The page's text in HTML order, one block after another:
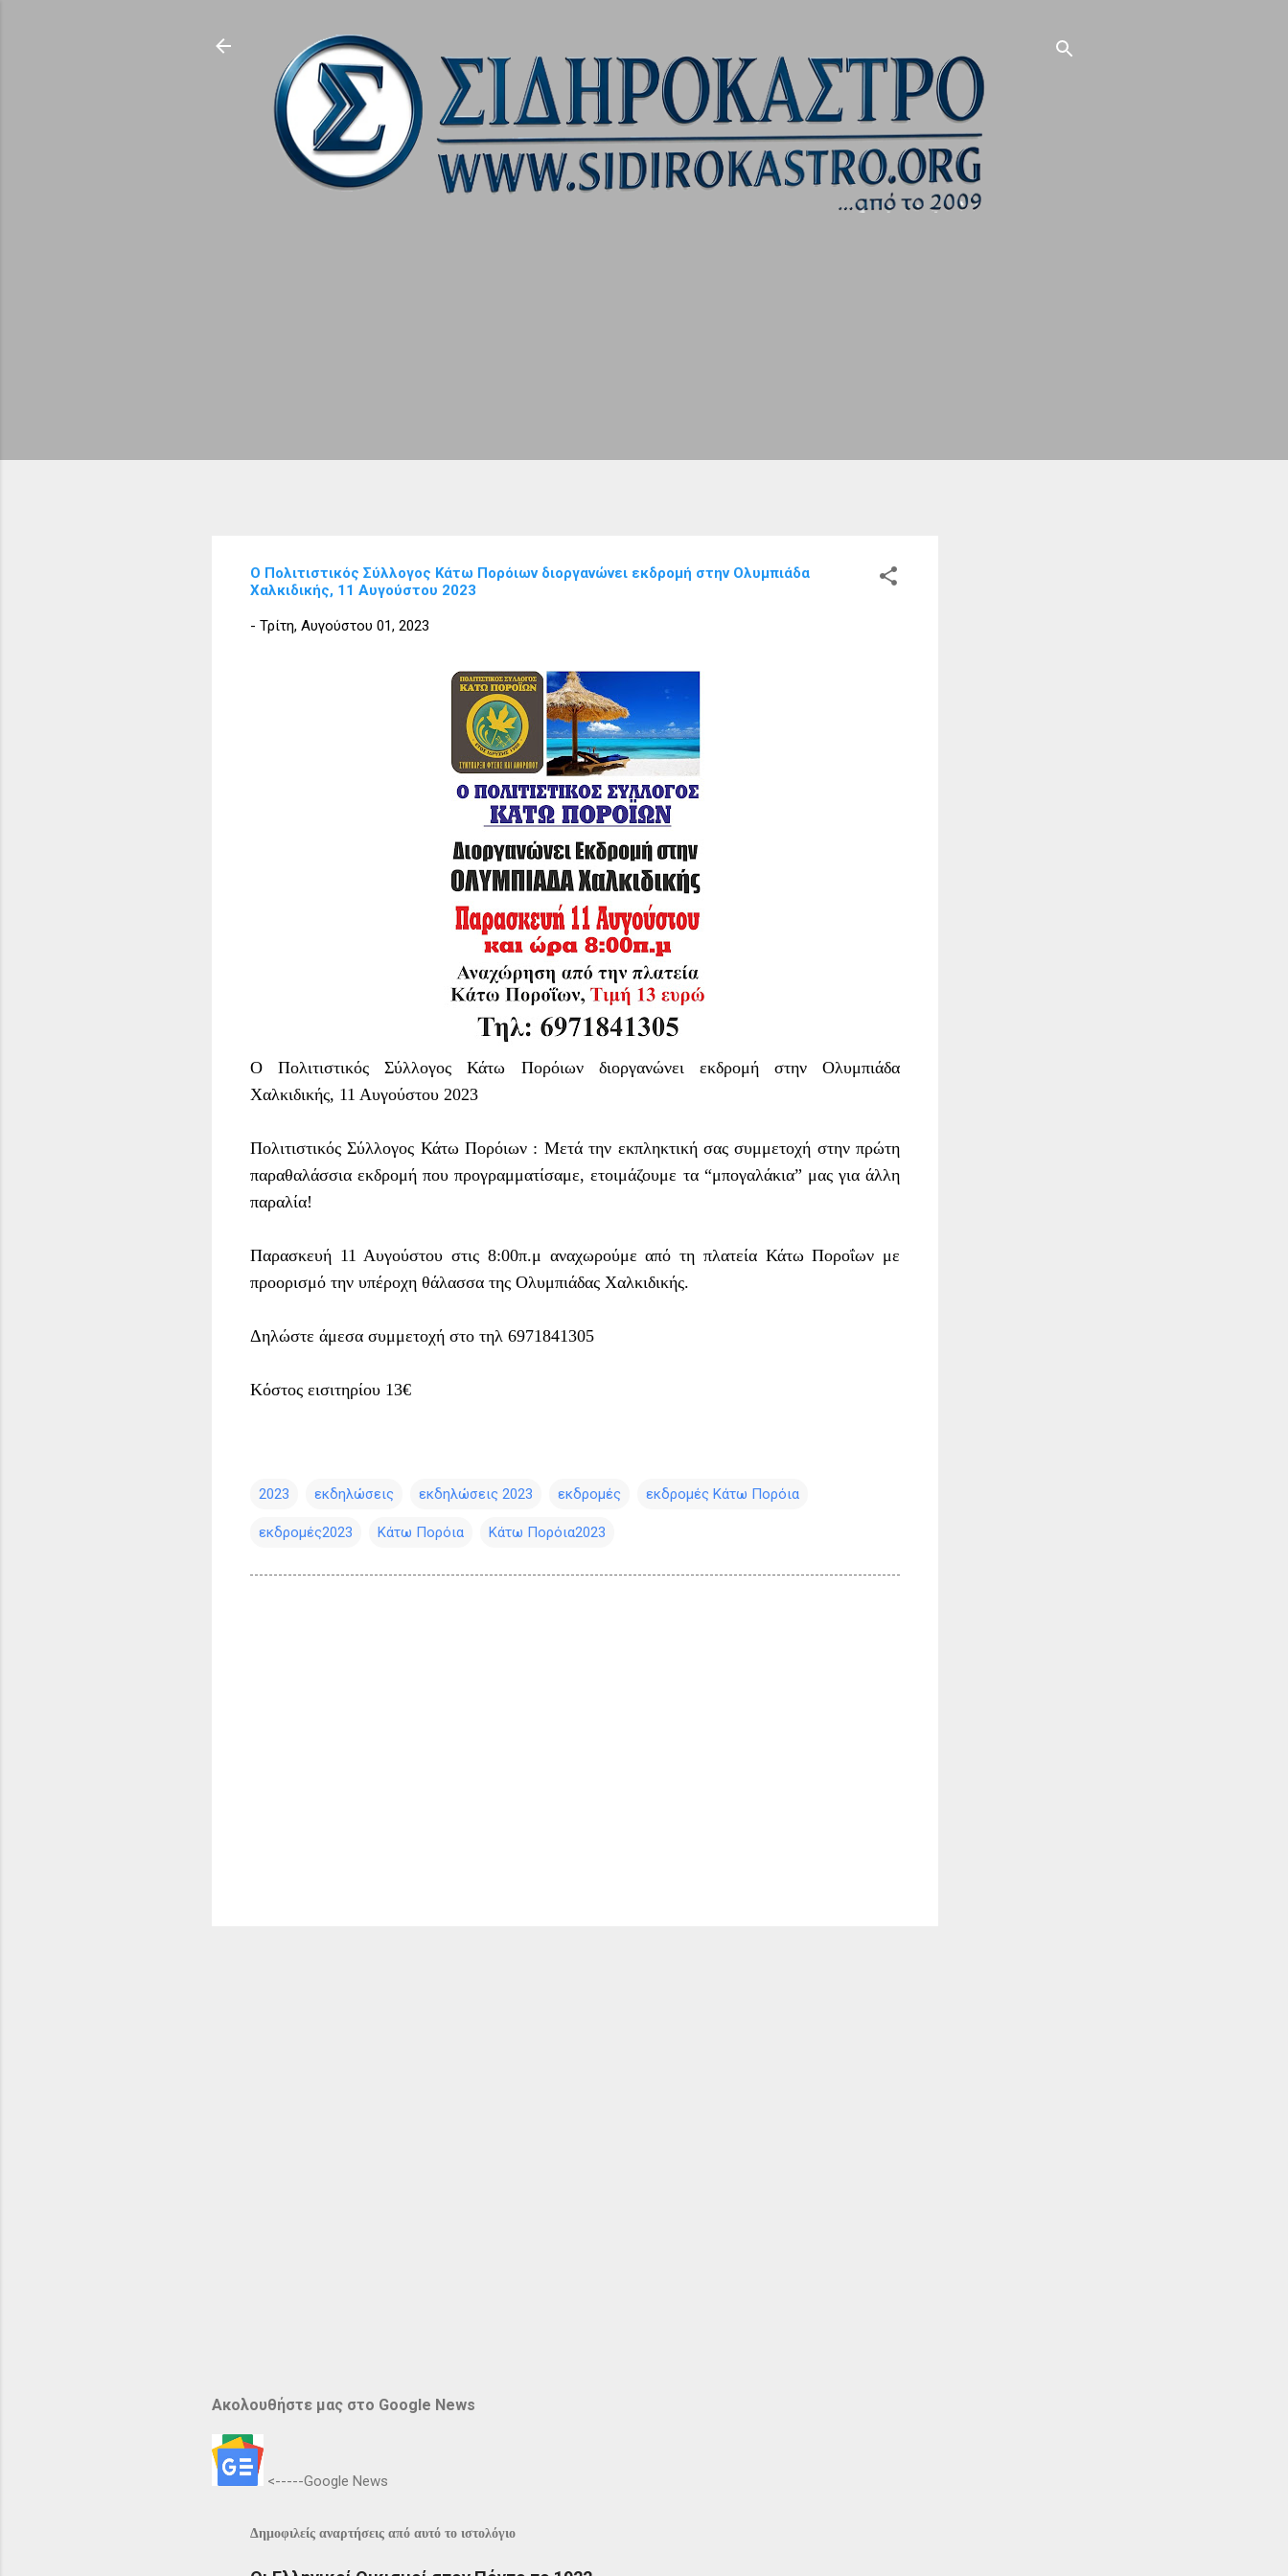
Ο Πολιτιστικός Σύλλογος Κάτω Πορόιων διοργανώνει εκδρομή στην Ολυμπιάδα
Χαλκιδικής, 11 Αυγούστου 2023
- Τρίτη, Αυγούστου 01, 2023
Ο Πολιτιστικός Σύλλογος Κάτω Πορόιων διοργανώνει εκδρομή στην Ολυμπιάδα
Χαλκιδικής, 11 Αυγούστου 2023
Πολιτιστικός Σύλλογος Κάτω Πορόιων : Μετά την εκπληκτική σας συμμετοχή στην πρώτη
παραθαλάσσια εκδρομή που προγραμματίσαμε, ετοιμάζουμε τα “μπογαλάκια” μας για άλλη
παραλία!
Παρασκευή 11 Αυγούστου στις 8:00π.μ αναχωρούμε από τη πλατεία Κάτω Ποροΐων με
προορισμό την υπέροχη θάλασσα της Ολυμπιάδας Χαλκιδικής.
Δηλώστε άμεσα συμμετοχή στο τηλ 6971841305
Κόστος εισιτηρίου 13€
2023 εκδηλώσεις εκδηλώσεις 2023 εκδρομές εκδρομές Κάτω Πορόια
εκδρομές2023 Κάτω Πορόια Κάτω Πορόια2023
Ακολουθήστε μας στο Google News
<-----Google News
Δημοφιλείς αναρτήσεις από αυτό το ιστολόγιο